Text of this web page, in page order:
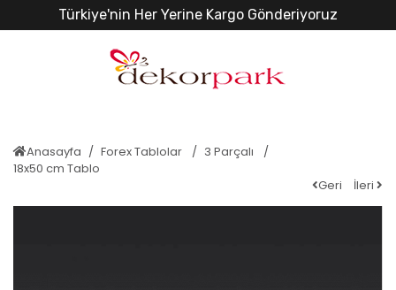
Türkiye'nin Her Yerine Kargo Gönderiyoruz
Anasayfa Forex Tablolar
3 Parçalı
18x50 cm Tablo
Geri
İleri